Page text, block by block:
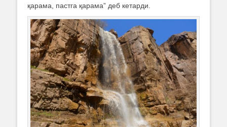
қарама, пастга қарама” деб кетарди.